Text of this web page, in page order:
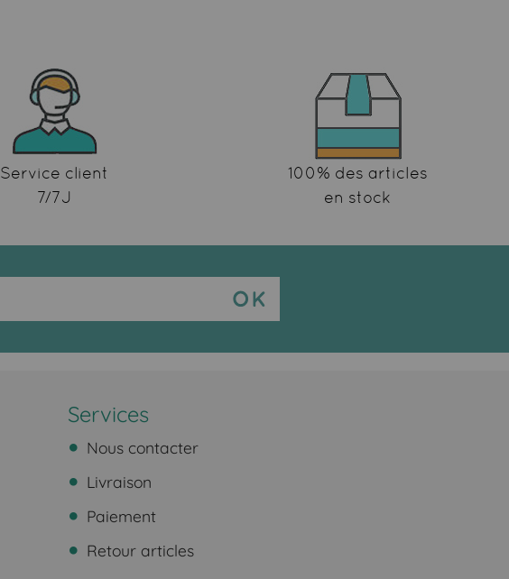
Service client
7/7J
100% des articles
en stock
Services
Nous contacter
Livraison
Paiement
Retour articles